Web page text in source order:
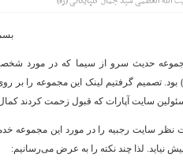
حدیث سرو از سیما که در مورد
بود. تصمیم گرفتیم لینک این مجموعه را بر
سایت آپارات که قبول زحمت کردند
سایت رجبیه را در مورد این مجموعه
نیاید. لذا چند نکته را به عرض می‌رسانیم: